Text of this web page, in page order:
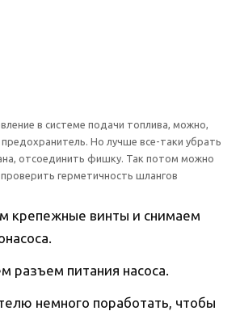
в системе подачи топлива, можно,
Но лучше все-таки убрать
отсоединить фишку. Так потом можно
герметичность шлангов
крепежные винты и снимаем
разъем питания насоса.
немного поработать, чтобы